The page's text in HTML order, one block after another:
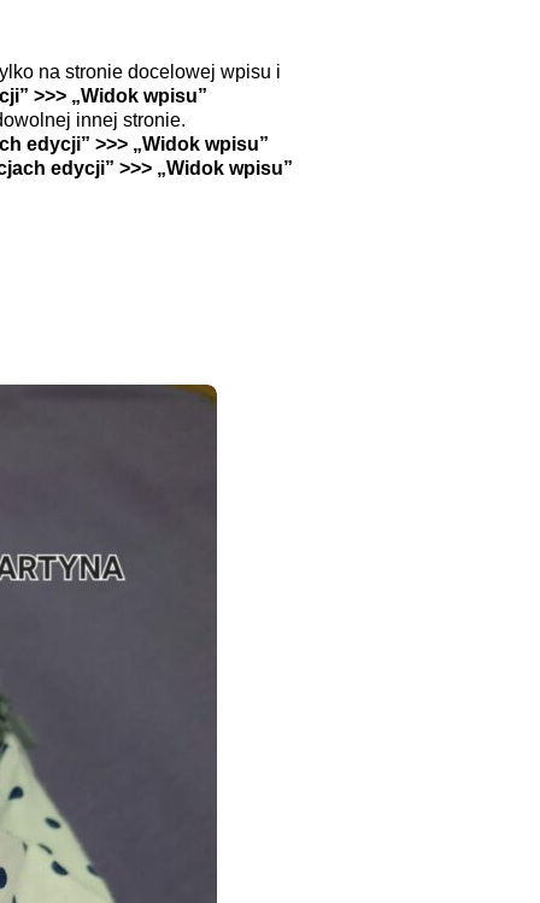
na stronie docelowej wpisu i
>>> „Widok wpisu”
innej stronie.
edycji” >>> „Widok wpisu”
edycji” >>> „Widok wpisu”